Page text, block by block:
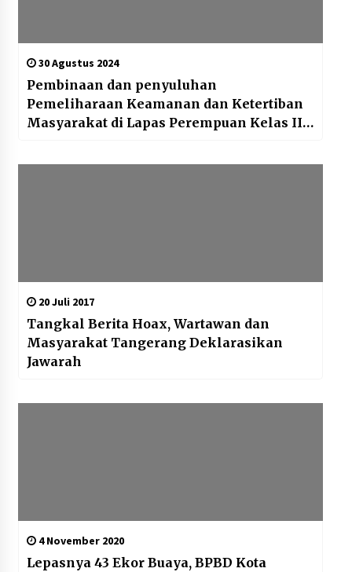
30 Agustus 2024
Pembinaan dan penyuluhan
Pemeliharaan Keamanan dan Ketertiban
Masyarakat di Lapas Perempuan Kelas IIA
20 Juli 2017
Tangkal Berita Hoax, Wartawan dan
Masyarakat Tangerang Deklarasikan
Jawarah
4 November 2020
Lepasnya 43 Ekor Buaya, BPBD Kota